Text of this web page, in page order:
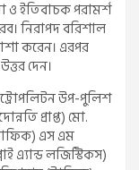
ইতিবাচক পরামর্শ
নিরাপদ বরিশাল
করেন। এরপর
দেন।
উপ-পুলিশ
প্রাপ্ত) মো.
এস এম
এ্যান্ড লজিস্টিকস)